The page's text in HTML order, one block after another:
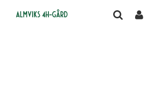
Almviks 4H-gård